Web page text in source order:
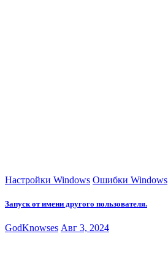
Настройки Windows Ошибки Windows
Запуск от имени другого пользователя.
GodKnowses Авг 3, 2024